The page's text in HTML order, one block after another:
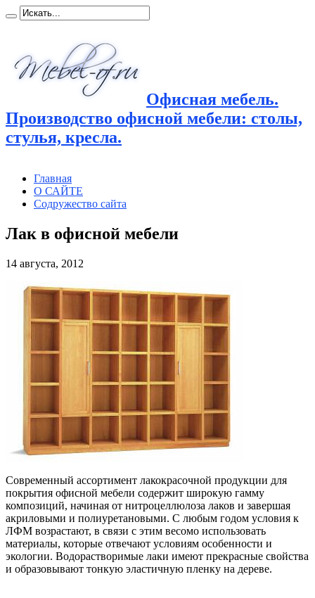
Офисная мебель.
Производство офисной мебели: столы,
стулья, кресла.
Главная
О САЙТЕ
Содружество сайта
Лак в офисной мебели
14 августа, 2012
Современный ассортимент лакокрасочной продукции для
покрытия офисной мебели содержит широкую гамму
композиций, начиная от нитроцеллюлоза лаков и завершая
акриловыми и полиуретановыми. С любым годом условия к
ЛФМ возрастают, в связи с этим весомо использовать
материалы, которые отвечают условиям особенности и
экологии. Водорастворимые лаки имеют прекрасные свойства
и образовывают тонкую эластичную пленку на дереве.